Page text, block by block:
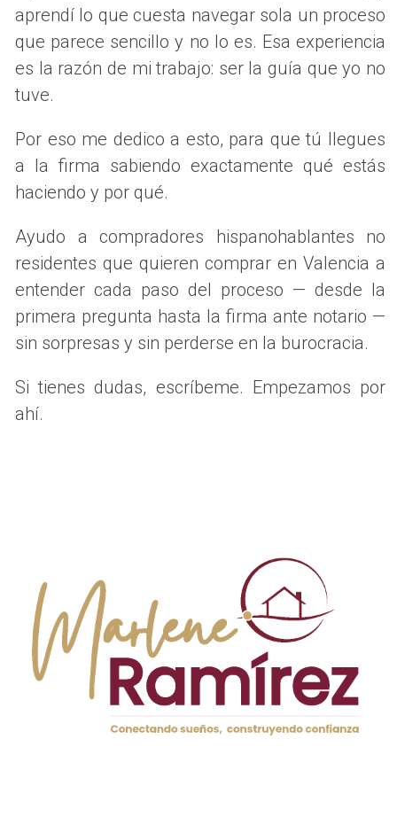
Campolivar tiene algo que pocos barrios pueden ofrecer: la
sensación de comunidad real dentro de una urbanización
privada. Sus calles amplias, sus zonas comunes cuidadas y
su ritmo de vida pausado crean un entorno donde los
promesa — es una realidad cotidiana.
Las residencias combinan estilos modernos y
que incluyen pistas deportivas, parques y áreas de recreo.
Es una zona muy demandada por familias que llevan en
Valencia varios años y dan el paso a una vivienda de
mayor nivel, así como por expatriados que buscan un
entorno ordenado y seguro desde el primer día.
entre 3.000 y 5.000 €
zonas deportivas, relación calidad-precio respecto a
otras zonas de lujo
Hablemos — cuéntame tu presupuesto y qué
LOS MONASTERIOS: EL MÁXIMO
aprendí lo que cuesta navegar sola un proceso
que parece sencillo y no lo es. Esa experiencia
es la razón de mi trabajo: ser la guía que yo no
tuve.
Por eso me dedico a esto, para que tú llegues
a la firma sabiendo exactamente qué estás
haciendo y por qué.
Ayudo a compradores hispanohablantes no
residentes que quieren comprar en Valencia a
entender cada paso del proceso — desde la
primera pregunta hasta la firma ante notario —
sin sorpresas y sin perderse en la burocracia.
Si tienes dudas, escríbeme. Empezamos por
ahí.